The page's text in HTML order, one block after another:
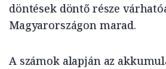
döntések döntő része
Magyarországon marad.
A számok alapján az